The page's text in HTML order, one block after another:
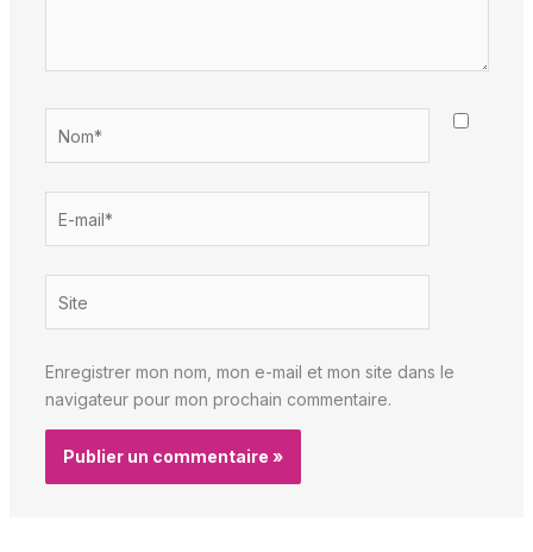
mail*
Enregistrer mon nom, mon e-mail et mon site dans le
navigateur pour mon prochain commentaire.